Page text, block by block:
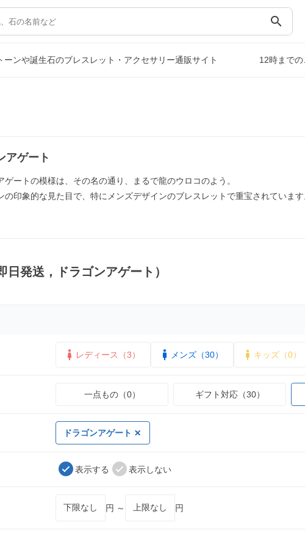
search
ンや誕生石のブレスレット・アクセサリー通販サイト 12時まで
アゲート
ゲートの模様は、その名の通り、まるで龍のウロコのよう。
の印象的な見た目で、特にメンズデザインのブレスレットで重宝されていま
日発送，ドラゴンアゲート）
レディース（3） メンズ（30） キッズ（0）
一点もの（0） ギフト対応（30）
ドラゴンアゲート
表示する 表示しない
円 ～ 円